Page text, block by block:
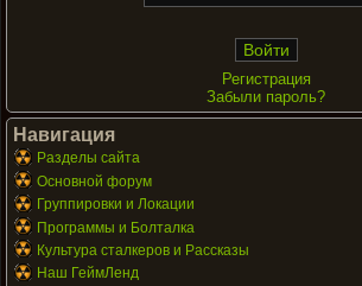
Регистрация
Забыли пароль?
Навигация
Разделы сайта
Основной форум
Группировки и Локации
Программы и Болталка
Культура сталкеров и Рассказы
Наш ГеймЛенд